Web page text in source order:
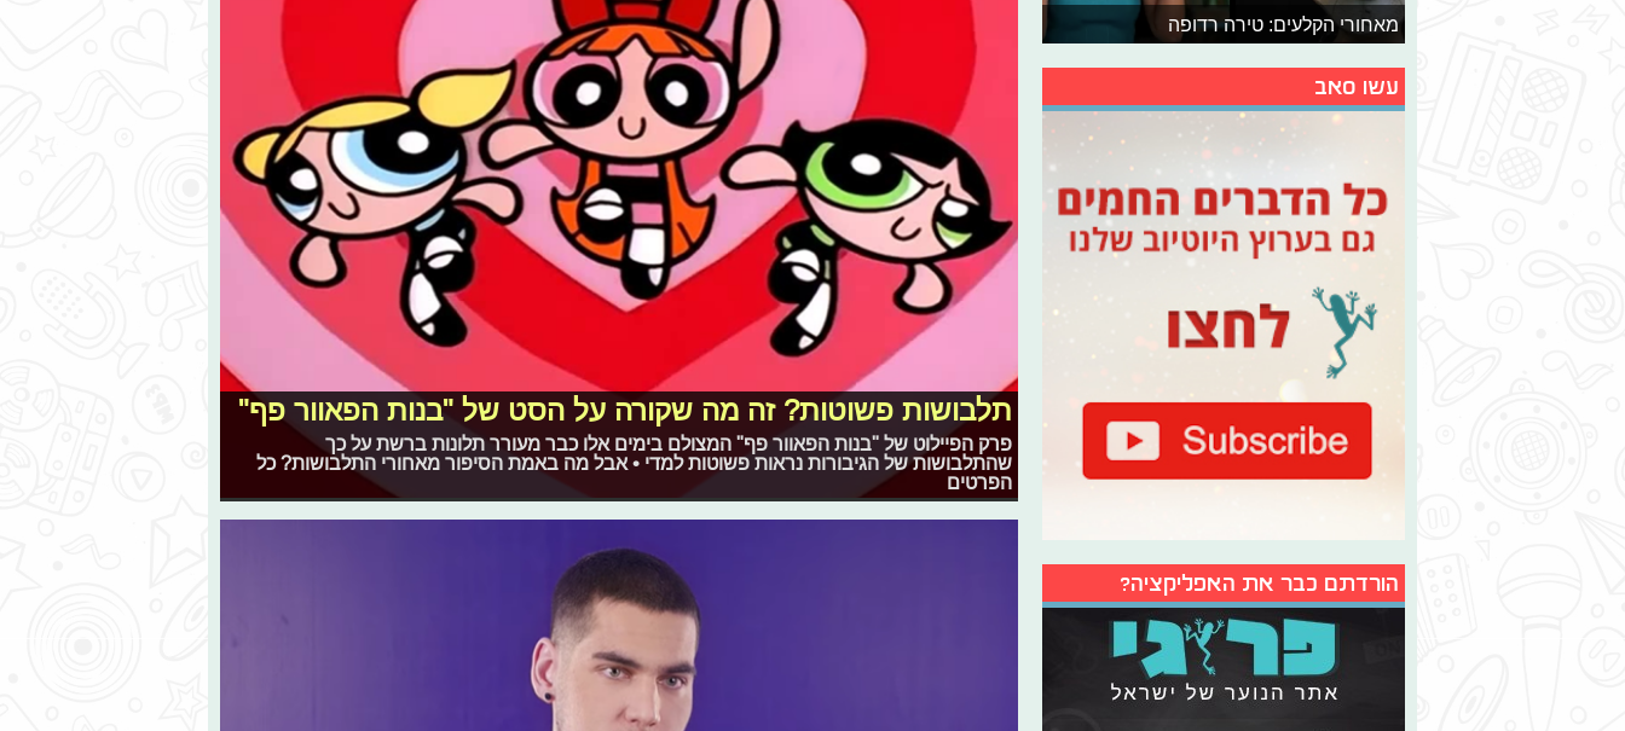
תלבושות פשוטות? זה מה שקורה על הסט של "בנות הפאוור פף"
פרק הפיילוט של "בנות הפאוור פף" המצולם בימים אלו כבר מעורר תלונות ברשת על כך
שהתלבושות של הגיבורות נראות פשוטות למדי • אבל מה באמת הסיפור מאחורי התלבושות? כל
הפרטים
מאחורי הקלעים: טירה רדופה
עשו סאב
הורדתם כבר את האפליקציה?